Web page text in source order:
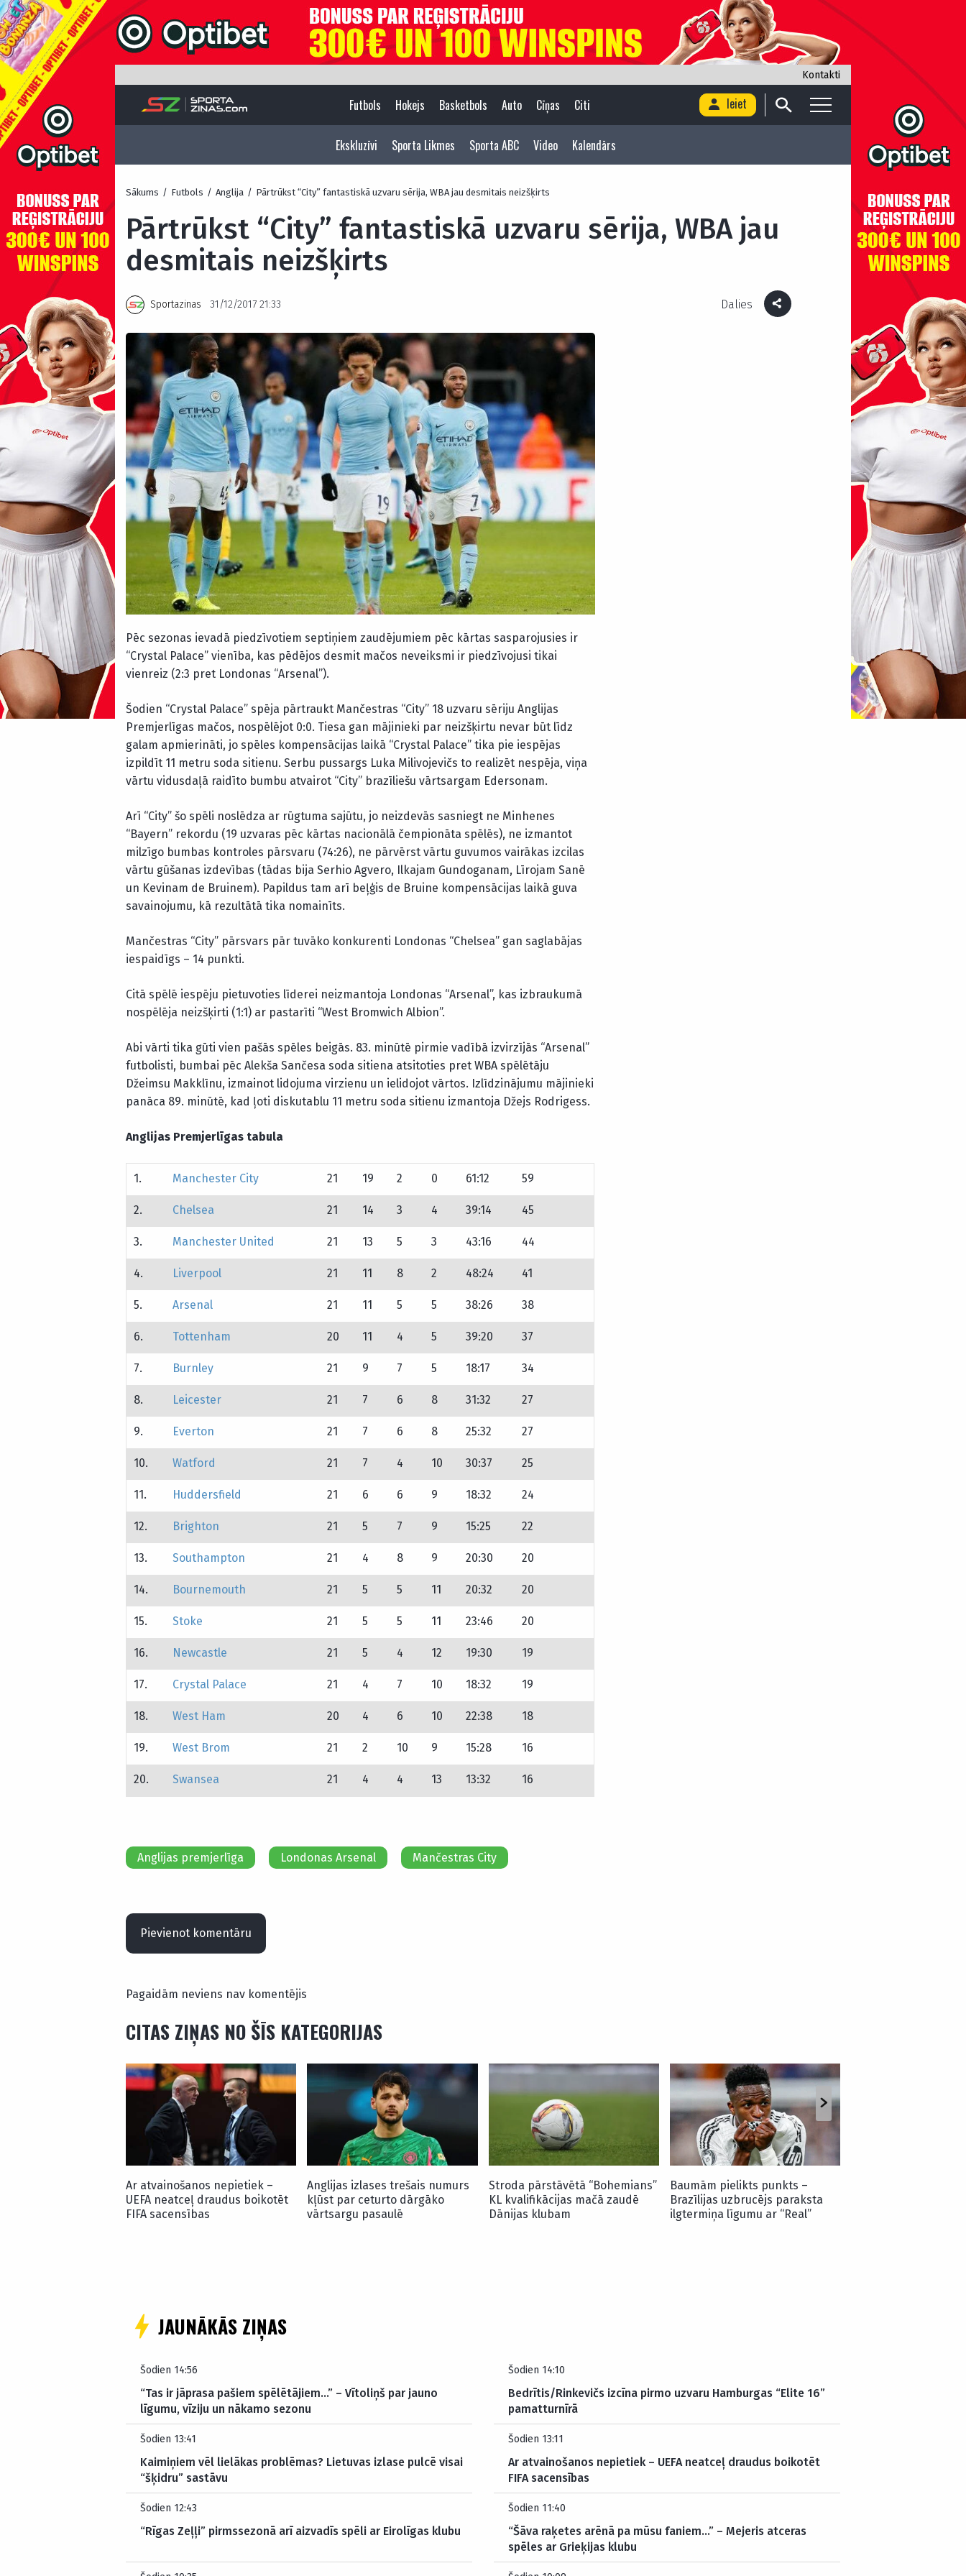
Kontakti
Futbols Hokejs Basketbols Auto Cīņas Citi Ieiet
Ekskluzīvi Sporta Likmes Sporta ABC Video Kalendārs
Sākums / Futbols / Anglija / Pārtrūkst “City” fantastiskā uzvaru sērija, WBA jau desmitais neizšķirts
Pārtrūkst “City” fantastiskā uzvaru sērija, WBA jau
desmitais neizšķirts
Sportazinas 31/12/2017 21:33 Dalies
Pēc sezonas ievadā piedzīvotiem septiņiem zaudējumiem pēc kārtas sasparojusies ir
“Crystal Palace” vienība, kas pēdējos desmit mačos neveiksmi ir piedzīvojusi tikai
vienreiz (2:3 pret Londonas “Arsenal”).
Šodien “Crystal Palace” spēja pārtraukt Mančestras “City” 18 uzvaru sēriju Anglijas
Premjerlīgas mačos, nospēlējot 0:0. Tiesa gan mājinieki par neizšķirtu nevar būt līdz
galam apmierināti, jo spēles kompensācijas laikā “Crystal Palace” tika pie iespējas
izpildīt 11 metru soda sitienu. Serbu pussargs Luka Milivojevičs to realizēt nespēja, viņa
vārtu vidusdaļā raidīto bumbu atvairot “City” brazīliešu vārtsargam Edersonam.
Arī “City” šo spēli noslēdza ar rūgtuma sajūtu, jo neizdevās sasniegt ne Minhenes
“Bayern” rekordu (19 uzvaras pēc kārtas nacionālā čempionāta spēlēs), ne izmantot
milzīgo bumbas kontroles pārsvaru (74:26), ne pārvērst vārtu guvumos vairākas izcilas
vārtu gūšanas izdevības (tādas bija Serhio Agvero, Ilkajam Gundoganam, Līrojam Sanē
un Kevinam de Bruinem). Papildus tam arī beļģis de Bruine kompensācijas laikā guva
savainojumu, kā rezultātā tika nomainīts.
Mančestras “City” pārsvars pār tuvāko konkurenti Londonas “Chelsea” gan saglabājas
iespaidīgs – 14 punkti.
Citā spēlē iespēju pietuvoties līderei neizmantoja Londonas “Arsenal”, kas izbraukumā
nospēlēja neizšķirti (1:1) ar pastarīti “West Bromwich Albion”.
Abi vārti tika gūti vien pašās spēles beigās. 83. minūtē pirmie vadībā izvirzījās “Arsenal”
futbolisti, bumbai pēc Alekša Sančesa soda sitiena atsitoties pret WBA spēlētāju
Džeimsu Makklīnu, izmainot lidojuma virzienu un ielidojot vārtos. Izlīdzinājumu mājinieki
panāca 89. minūtē, kad ļoti diskutablu 11 metru soda sitienu izmantoja Džejs Rodrigess.
Anglijas Premjerlīgas tabula
1. Manchester City 21 19 2 0 61:12 59
2. Chelsea 21 14 3 4 39:14 45
3. Manchester United 21 13 5 3 43:16 44
4. Liverpool 21 11 8 2 48:24 41
5. Arsenal 21 11 5 5 38:26 38
6. Tottenham 20 11 4 5 39:20 37
7. Burnley 21 9 7 5 18:17 34
8. Leicester 21 7 6 8 31:32 27
9. Everton 21 7 6 8 25:32 27
10. Watford 21 7 4 10 30:37 25
11. Huddersfield 21 6 6 9 18:32 24
12. Brighton 21 5 7 9 15:25 22
13. Southampton 21 4 8 9 20:30 20
14. Bournemouth 21 5 5 11 20:32 20
15. Stoke 21 5 5 11 23:46 20
16. Newcastle 21 5 4 12 19:30 19
17. Crystal Palace 21 4 7 10 18:32 19
18. West Ham 20 4 6 10 22:38 18
19. West Brom 21 2 10 9 15:28 16
20. Swansea 21 4 4 13 13:32 16
Anglijas premjerlīga Londonas Arsenal Mančestras City
Pievienot komentāru
Pagaidām neviens nav komentējis
CITAS ZIŅAS NO ŠĪS KATEGORIJAS
Ar atvainošanos nepietiek –
UEFA neatceļ draudus boikotēt
FIFA sacensības
Anglijas izlases trešais numurs
kļūst par ceturto dārgāko
vārtsargu pasaulē
Stroda pārstāvētā “Bohemians”
KL kvalifikācijas mačā zaudē
Dānijas klubam
Baumām pielikts punkts –
Brazīlijas uzbrucējs paraksta
ilgtermiņa līgumu ar “Real”
JAUNĀKĀS ZIŅAS
Šodien 14:56
“Tas ir jāprasa pašiem spēlētājiem…” – Vītoliņš par jauno
līgumu, vīziju un nākamo sezonu
Šodien 14:10
Bedrītis/Rinkevičs izcīna pirmo uzvaru Hamburgas “Elite 16”
pamatturnīrā
Šodien 13:41
Kaimiņiem vēl lielākas problēmas? Lietuvas izlase pulcē visai
“šķidru” sastāvu
Šodien 13:11
Ar atvainošanos nepietiek – UEFA neatceļ draudus boikotēt
FIFA sacensības
Šodien 12:43
“Rīgas Zeļļi” pirmssezonā arī aizvadīs spēli ar Eirolīgas klubu
Šodien 11:40
“Šāva raķetes arēnā pa mūsu faniem…” – Mejeris atceras
spēles ar Grieķijas klubu